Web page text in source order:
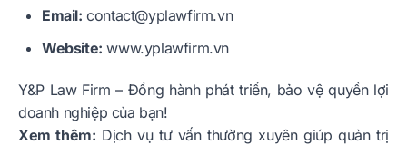
Email: contact@yplawfirm.vn
Website: www.yplawfirm.vn
Y&P Law Firm – Đồng hành phát triển, bảo vệ quyền lợi
doanh nghiệp của bạn!
Xem thêm: Dịch vụ tư vấn thường xuyên giúp quản trị